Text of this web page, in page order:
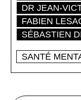
DR JEAN-
FABIEN
SÉBASTIEN
SANTÉ